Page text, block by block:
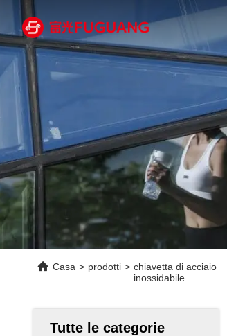
Casa > prodotti > chiavetta di acciaio
inossidabile
Tutte le categorie